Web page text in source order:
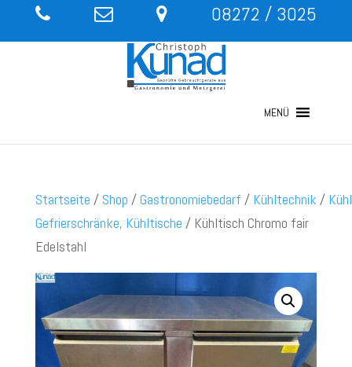
08272 / 3025
MENÜ
Startseite / Shop /Gastronomiebedarf / Kühltechnik /
Gefrierschränke, Kühltische / Kühltisch Chromo fair
Edelstahl